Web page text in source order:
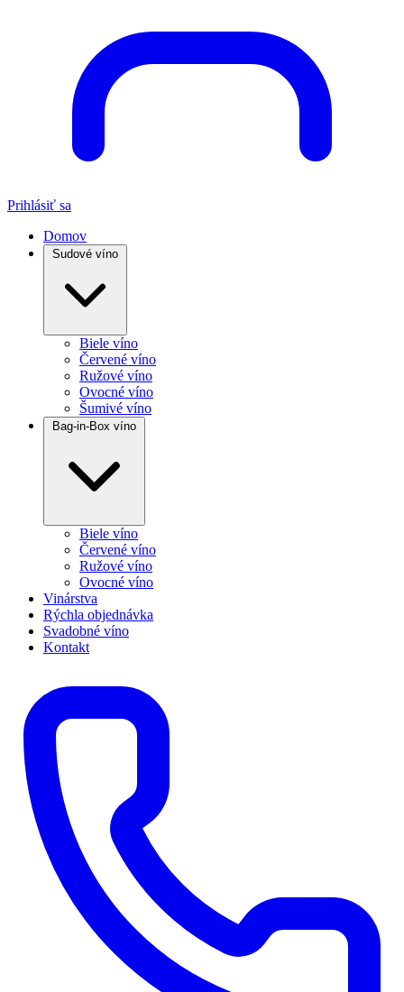
Prihlásiť sa
Domov
Sudové víno
Biele víno
Červené víno
Ružové víno
Ovocné víno
Šumivé víno
Bag-in-Box víno
Biele víno
Červené víno
Ružové víno
Ovocné víno
Vinárstva
Rýchla objednávka
Svadobné víno
Kontakt